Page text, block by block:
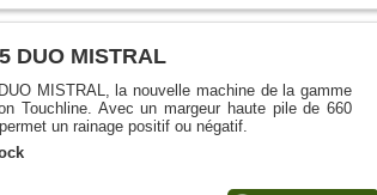
DUO MISTRAL
MISTRAL, la nouvelle machine de la gamme
Touchline. Avec un margeur haute pile de 660
un rainage positif ou négatif.